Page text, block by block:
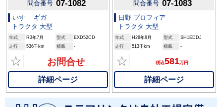
問合番号 07-1082
いすゞ ギガ
トラクタ 大型
年式 R3年7月 型式
EXD52CD
走行
536千km 積載 -
☆ お問合せ
詳細ページ
問合番号 07-1083
日野 プロフィア
トラクタ 大型
年式 H28年8月 型式
SH1EDDJ
走行
513千km 積載 -
☆ 税込581万円
詳細ページ